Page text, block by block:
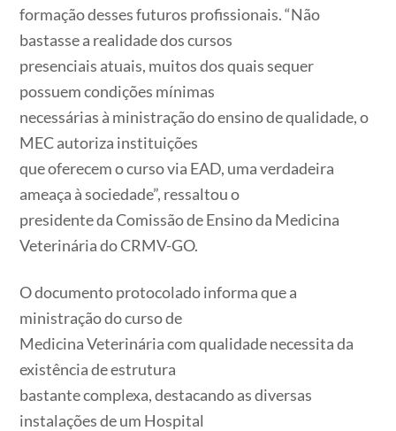
formação desses futuros profissionais. “Não
bastasse a realidade dos cursos
presenciais atuais, muitos dos quais sequer
possuem condições mínimas
necessárias à ministração do ensino de qualidade, o
MEC autoriza instituições
que oferecem o curso via EAD, uma verdadeira
ameaça à sociedade”, ressaltou o
presidente da Comissão de Ensino da Medicina
Veterinária do CRMV-GO.
O documento protocolado informa que a
ministração do curso de
Medicina Veterinária com qualidade necessita da
existência de estrutura
bastante complexa, destacando as diversas
instalações de um Hospital